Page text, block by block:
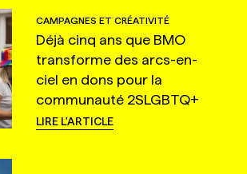
CAMPAGNES ET CRÉATIVITÉ
Déjà cinq ans que BMO
transforme des arcs-en-
ciel en dons pour la
communauté 2SLGBTQ+
LIRE L'ARTICLE